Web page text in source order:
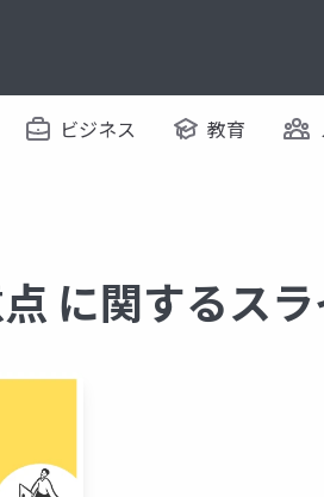
ビジネス 教育
に関するス